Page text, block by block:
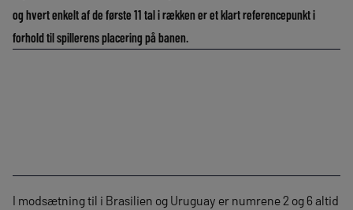
og hvert enkelt af de første 11 tal i rækken er et klart referencepunkt i
forhold til spillerens placering på banen.
I modsætning til i Brasilien og Uruguay er numrene 2 og 6 altid